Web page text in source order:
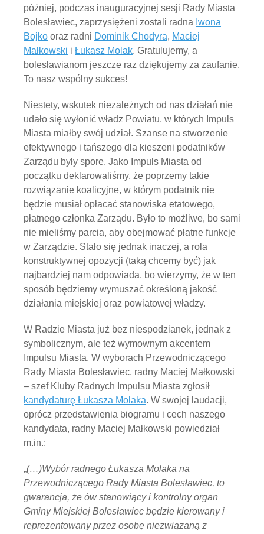
później, podczas inauguracyjnej sesji Rady Miasta
Bolesławiec, zaprzysiężeni zostali radna Iwona
Bojko oraz radni Dominik Chodyra, Maciej
Małkowski i Łukasz Molak. Gratulujemy, a
bolesławianom jeszcze raz dziękujemy za zaufanie.
To nasz wspólny sukces!
Niestety, wskutek niezależnych od nas działań nie
udało się wyłonić władz Powiatu, w których Impuls
Miasta miałby swój udział. Szanse na stworzenie
efektywnego i tańszego dla kieszeni podatników
Zarządu były spore. Jako Impuls Miasta od
początku deklarowaliśmy, że poprzemy takie
rozwiązanie koalicyjne, w którym podatnik nie
będzie musiał opłacać stanowiska etatowego,
płatnego członka Zarządu. Było to możliwe, bo sami
nie mieliśmy parcia, aby obejmować płatne funkcje
w Zarządzie. Stało się jednak inaczej, a rola
konstruktywnej opozycji (taką chcemy być) jak
najbardziej nam odpowiada, bo wierzymy, że w ten
sposób będziemy wymuszać określoną jakość
działania miejskiej oraz powiatowej władzy.
W Radzie Miasta już bez niespodzianek, jednak z
symbolicznym, ale też wymownym akcentem
Impulsu Miasta. W wyborach Przewodniczącego
Rady Miasta Bolesławiec, radny Maciej Małkowski
– szef Kluby Radnych Impulsu Miasta zgłosił
kandydaturę Łukasza Molaka. W swojej laudacji,
oprócz przedstawienia biogramu i cech naszego
kandydata, radny Maciej Małkowski powiedział
m.in.:
„(…)Wybór radnego Łukasza Molaka na
Przewodniczącego Rady Miasta Bolesławiec, to
gwarancja, że ów stanowiący i kontrolny organ
Gminy Miejskiej Bolesławiec będzie kierowany i
reprezentowany przez osobę niezwiązaną z